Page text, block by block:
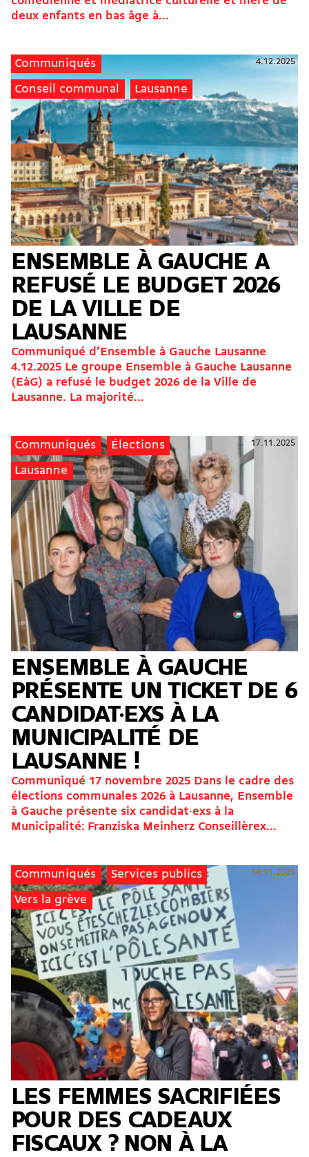
deux enfants en bas âge à...
Communiqués
Conseil communal Lausanne
4.12.2025
ENSEMBLE À GAUCHE A
REFUSÉ LE BUDGET 2026
DE LA VILLE DE
LAUSANNE
Communiqué d’Ensemble à Gauche Lausanne
4.12.2025 Le groupe Ensemble à Gauche Lausanne
(EàG) a refusé le budget 2026 de la Ville de
Lausanne. La majorité...
Communiqués Élections
Lausanne
17.11.2025
ENSEMBLE À GAUCHE
PRÉSENTE UN TICKET DE 6
CANDIDAT·EXS À LA
MUNICIPALITÉ DE
LAUSANNE !
Communiqué 17 novembre 2025 Dans le cadre des
élections communales 2026 à Lausanne, Ensemble
à Gauche présente six candidat·exs à la
Municipalité: Franziska Meinherz Conseillèrex...
Communiqués Services publics
Vers la grève
14.11.2025
LES FEMMES SACRIFIÉES
POUR DES CADEAUX
FISCAUX ? NON À LA